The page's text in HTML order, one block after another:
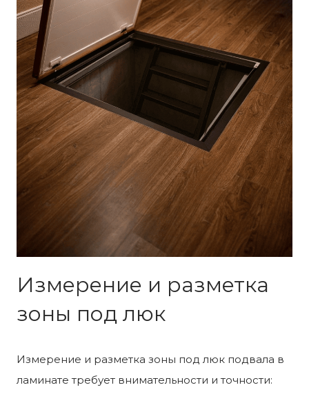
Измерение и разметка
зоны под люк
Измерение и разметка зоны под люк подвала в
ламинате требует внимательности и точности: